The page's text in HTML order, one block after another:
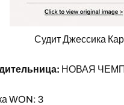
Судит Джессика
НОВАЯ
WON: 3